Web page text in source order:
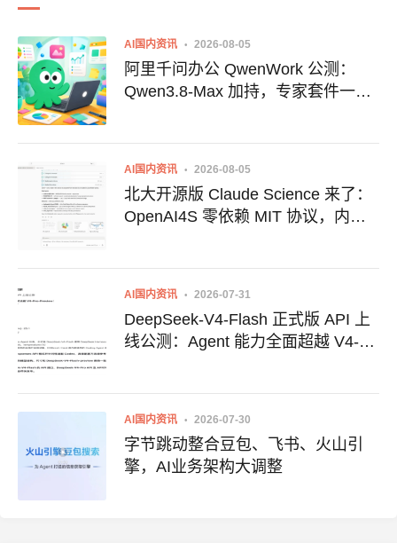
AI国内资讯 2026-08-05
阿里千问办公 QwenWork 公测：
Qwen3.8-Max 加持，专家套件一口
AI国内资讯 2026-08-05
北大开源版 Claude Science 来了：
OpenAI4S 零依赖 MIT 协议，内置
AI国内资讯 2026-07-31
DeepSeek-V4-Flash 正式版 API 上
线公测：Agent 能力全面超越 V4-
AI国内资讯 2026-07-30
字节跳动整合豆包、飞书、火山引
擎，AI业务架构大调整